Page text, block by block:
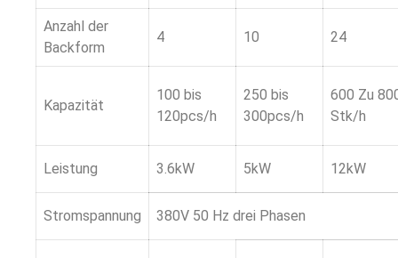
Anzahl der
Backform
4 10 24
Kapazität
100 bis
120pcs/h
250 bis
300pcs/h
600 Zu
Stk/h
Leistung 3.6kW 5kW 12kW
Stromspannung 380V 50 Hz drei Phasen